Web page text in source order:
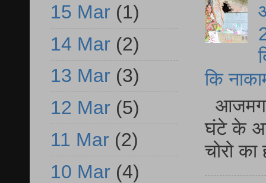
कि
घंटे के
चोरो
15 Mar (1)
14 Mar (2)
13 Mar (3)
12 Mar (5)
11 Mar (2)
10 Mar (4)